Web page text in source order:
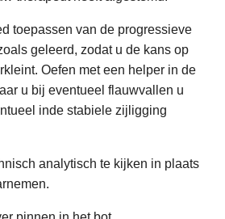
toepassen van de progressieve
geleerd, zodat u de kans op
Oefen met een helper in de
u bij eventueel flauwvallen u
inde stabiele zijligging
analytisch te kijken in plaats